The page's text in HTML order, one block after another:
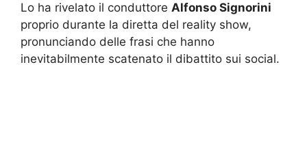
Lo ha rivelato il conduttore Alfonso Signorini
proprio durante la diretta del reality show,
pronunciando delle frasi che hanno
inevitabilmente scatenato il dibattito sui social.